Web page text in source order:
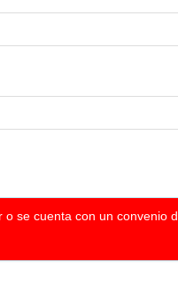
se cuenta con un convenio